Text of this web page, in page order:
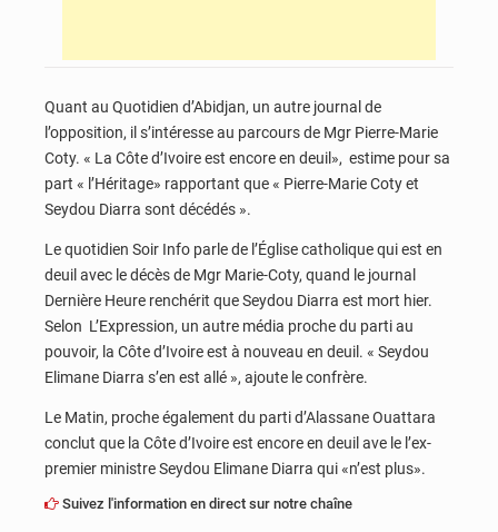
Quant au Quotidien d’Abidjan, un autre journal de
l’opposition, il s’intéresse au parcours de Mgr Pierre-Marie
Coty. « La Côte d’Ivoire est encore en deuil», estime pour sa
part « l’Héritage» rapportant que « Pierre-Marie Coty et
Seydou Diarra sont décédés ».
Le quotidien Soir Info parle de l’Église catholique qui est en
deuil avec le décès de Mgr Marie-Coty, quand le journal
Dernière Heure renchérit que Seydou Diarra est mort hier.
Selon L’Expression, un autre média proche du parti au
pouvoir, la Côte d’Ivoire est à nouveau en deuil. « Seydou
Elimane Diarra s’en est allé », ajoute le confrère.
Le Matin, proche également du parti d’Alassane Ouattara
conclut que la Côte d’Ivoire est encore en deuil ave le l’ex-
premier ministre Seydou Elimane Diarra qui «n’est plus».
Suivez l'information en direct sur notre chaîne